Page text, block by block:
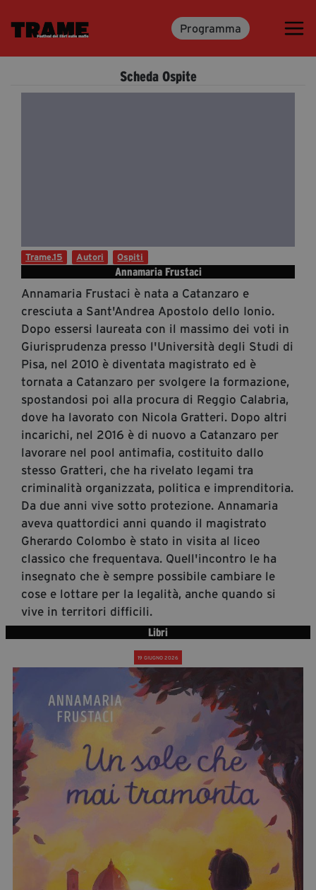
Programma
Trame.15
Rassegna Stampa
Partecipa
Diventa Partner
Dona
Fondazione Trame
Chi Siamo
Civico Trame
#Trameascuola
Visioni Civiche
Mostra 3D - Visioni Civiche
Il Diritto di Essere
Archivio Storico
Contatti
info@tramefestival.it
+39 346 954 4078
Scheda Ospite
Annamaria Frustaci
Annamaria Frustaci è nata a Catanzaro e
cresciuta a Sant'Andrea Apostolo dello Ionio.
Dopo essersi laureata con il massimo dei voti in
Giurisprudenza presso l'Università degli Studi di
Pisa, nel 2010 è diventata magistrato ed è
tornata a Catanzaro per svolgere la formazione,
spostandosi poi alla procura di Reggio Calabria,
dove ha lavorato con Nicola Gratteri. Dopo altri
incarichi, nel 2016 è di nuovo a Catanzaro per
lavorare nel pool antimafia, costituito dallo
stesso Gratteri, che ha rivelato legami tra
criminalità organizzata, politica e imprenditoria.
Da due anni vive sotto protezione. Annamaria
aveva quattordici anni quando il magistrato
Gherardo Colombo è stato in visita al liceo
classico che frequentava. Quell'incontro le ha
insegnato che è sempre possibile cambiare le
cose e lottare per la legalità, anche quando si
vive in territori difficili.
Trame.15 Autori Ospiti
Libri
19 GIUGNO 2026